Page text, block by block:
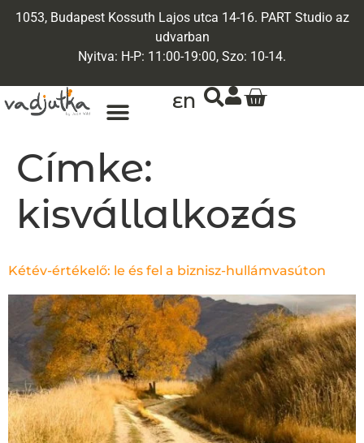
1053, Budapest Kossuth Lajos utca 14-16. PART Studio az
udvarban
Nyitva: H-P: 11:00-19:00, Szo: 10-14.
EN
Címke:
kisvállalkozás
Kétév-értékelő: le és fel a biznisz-hullámvasúton